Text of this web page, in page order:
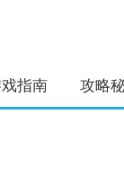
指南 攻略